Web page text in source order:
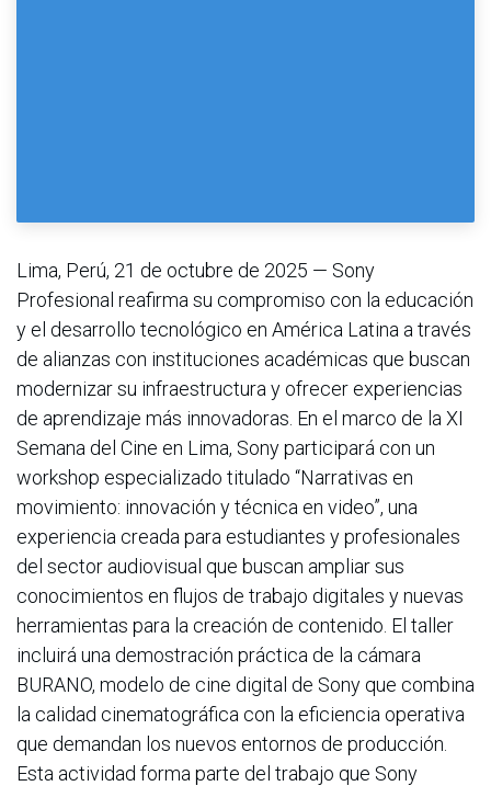
Lima, Perú, 21 de octubre de 2025 — Sony
Profesional reafirma su compromiso con la educación
y el desarrollo tecnológico en América Latina a través
de alianzas con instituciones académicas que buscan
modernizar su infraestructura y ofrecer experiencias
de aprendizaje más innovadoras. En el marco de la XI
Semana del Cine en Lima, Sony participará con un
workshop especializado titulado “Narrativas en
movimiento: innovación y técnica en video”, una
experiencia creada para estudiantes y profesionales
del sector audiovisual que buscan ampliar sus
conocimientos en flujos de trabajo digitales y nuevas
herramientas para la creación de contenido. El taller
incluirá una demostración práctica de la cámara
BURANO, modelo de cine digital de Sony que combina
la calidad cinematográfica con la eficiencia operativa
que demandan los nuevos entornos de producción.
Esta actividad forma parte del trabajo que Sony